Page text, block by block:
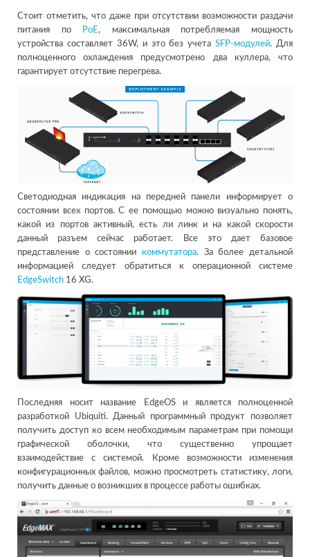
Стоит отметить, что даже при отсутствии возможности раздачи
питания по
PoE, максимальная потребляемая мощность
устройства составляет 36W, и это без учетаSFP-модулей. Для
полноценного охлаждения предусмотрено два куллера, что
гарантирует отсутствие перегрева.
Светодиодная индикация на передней панели информирует о
состоянии всех портов. С ее помощью можно визуально понять,
какой из портов активный, есть ли линк и на какой скорости
данный разъем сейчас работает. Все это дает базовое
представление о состоянии коммутатора. За более детальной
информацией следует обратиться к операционной системе
EdgeSwitch 16 XG.
Последняя носит название EdgeOS и является полноценной
разработкой Ubiquiti. Данный программный продукт позволяет
получить доступ ко всем необходимым параметрам при помощи
графической оболочки, что существенно упрощает
взаимодействие с системой. Кроме возможности изменения
конфигурационных файлов, можно просмотреть статистику, логи,
получить данные о возникших в процессе работы ошибках.